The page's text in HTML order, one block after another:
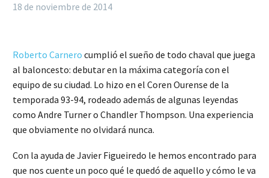
18 de noviembre de 2014
Roberto Carnero cumplió el sueño de todo chaval que juega
al baloncesto: debutar en la máxima categoría con el
equipo de su ciudad. Lo hizo en el Coren Ourense de la
temporada 93-94, rodeado además de algunas leyendas
como Andre Turner o Chandler Thompson. Una experiencia
que obviamente no olvidará nunca.
Con la ayuda de Javier Figueiredo le hemos encontrado para
que nos cuente un poco qué le quedó de aquello y cómo le va